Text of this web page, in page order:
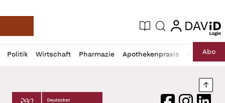
Deutsche Apotheker Zeitung
Aktuelle Ausgabe
Suche login
login
Politik Wirtschaft Pharmazie Apothekenpraxis RechtAbo
Profil
öffnen
Daz
Pur
Deutscher Apotheker Verlag Logo
FacebookInstagram